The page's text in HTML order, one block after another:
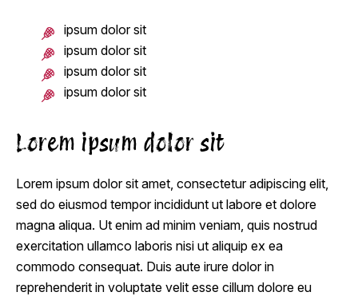
ipsum dolor sit
ipsum dolor sit
ipsum dolor sit
ipsum dolor sit
Lorem ipsum dolor sit
Lorem ipsum dolor sit amet, consectetur adipiscing elit,
sed do eiusmod tempor incididunt ut labore et dolore
magna aliqua. Ut enim ad minim veniam, quis nostrud
exercitation ullamco laboris nisi ut aliquip ex ea
commodo consequat. Duis aute irure dolor in
reprehenderit in voluptate velit esse cillum dolore eu